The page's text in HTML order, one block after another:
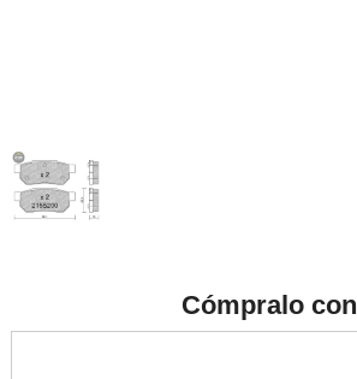
Cómpralo con